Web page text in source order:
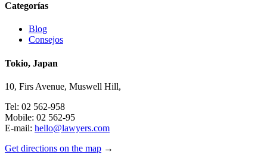
Categorías
Blog
Consejos
Tokio, Japan
10, Firs Avenue, Muswell Hill,
Tel: 02 562-958
Mobile: 02 562-95
E-mail: hello@lawyers.com
Get directions on the map →